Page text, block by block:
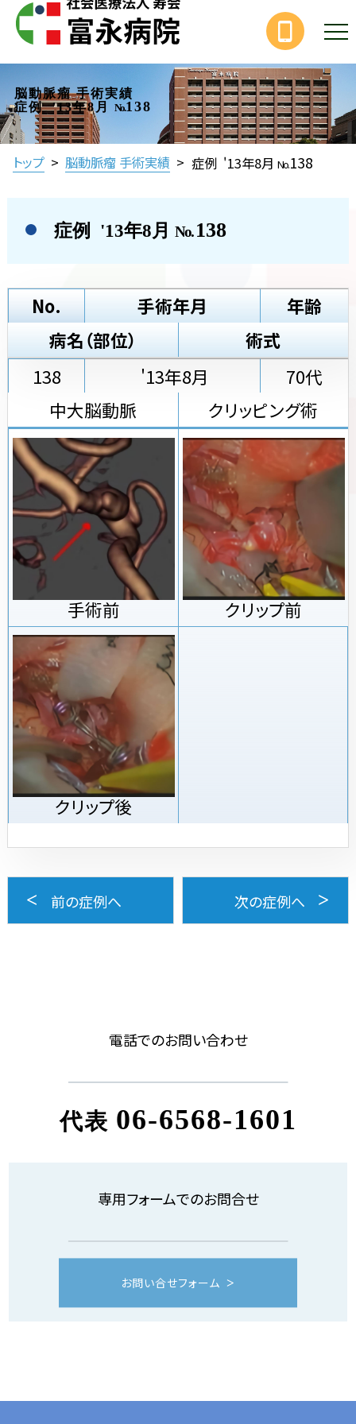
脳動脈瘤 手術実績
症例 '13年8月
No.138
トップ > 脳動脈瘤 手術実績 > 症例 '13年8月 No.138
症例 '13年8月 No.138
No. 手術年月
年齢
病名（部位）
術式
138
'13年8月
70代
中大脳動脈
クリッピング術
手術前 クリップ前
クリップ後
前の症例へ 次の症例へ
電話でのお問い合わせ
代表 06-6568-1601
専用フォームでのお問合せ
お問い合せフォーム